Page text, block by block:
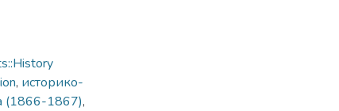
, историко-
(1866-1867),